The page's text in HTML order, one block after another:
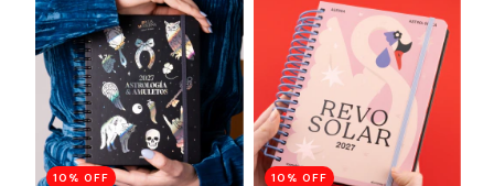
10% OFF 10% OFF